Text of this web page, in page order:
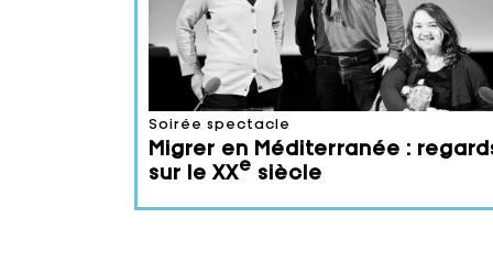
Soirée spectacle
Migrer en Méditerranée :
sur le XXe siècle